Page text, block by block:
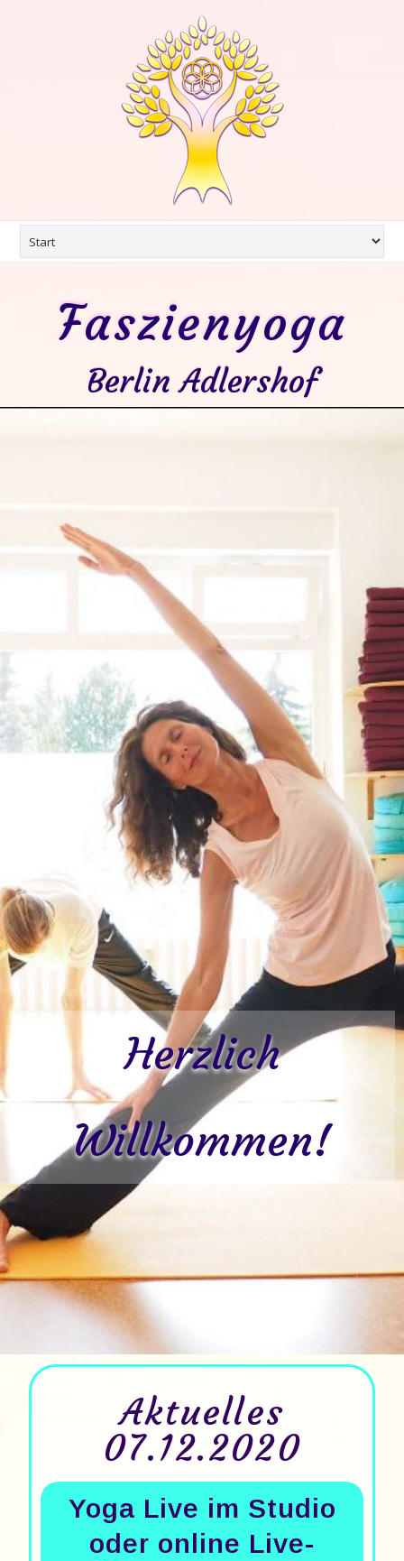
Faszienyoga
Berlin Adlershof
Herzlich
Willkommen!
Aktuelles
07.12.2020
Yoga Live im Studio
oder online Live-